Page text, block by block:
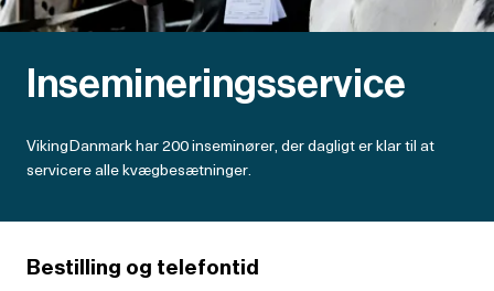
Insemineringsservice
VikingDanmark har 200 inseminører, der dagligt er klar til at
servicere alle kvægbesætninger.
Bestilling og telefontid